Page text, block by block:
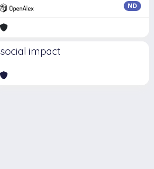
ND
social impact